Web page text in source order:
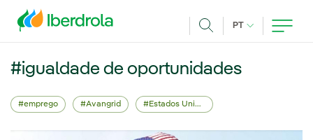
PT IDIOMA ATUAL,
#igualdade de oportunidades
emprego Avangrid Estados Unidos